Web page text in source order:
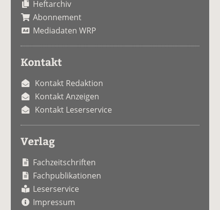
Heftarchiv
Abonnement
Mediadaten WRP
Kontakt
Kontakt Redaktion
Kontakt Anzeigen
Kontakt Leserservice
Verlag
Fachzeitschriften
Fachpublikationen
Leserservice
Impressum